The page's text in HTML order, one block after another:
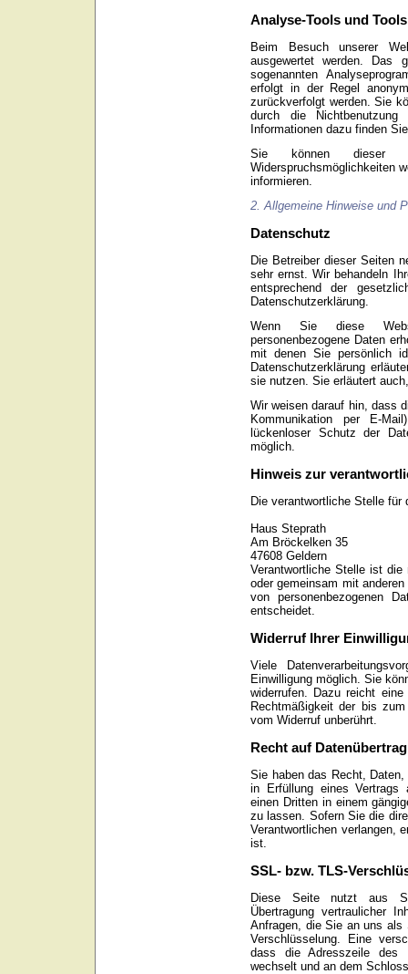
Analyse-Tools und
Beim Besuch unserer
ausgewertet werden. Das
sogenannten
erfolgt in der Regel
zurückverfolgt werden. Sie
durch die Nichtbenutzung
Informationen dazu finden
Sie können dieser
Widerspruchsmöglichkeiten
informieren.
2. Allgemeine Hinweise und
Datenschutz
Die Betreiber dieser Seiten
sehr ernst. Wir behandeln
entsprechend der
Datenschutzerklärung.
Wenn Sie diese
personenbezogene Daten
mit denen Sie persönlich
Datenschutzerklärung
sie nutzen. Sie erläutert
Wir weisen darauf hin, dass
Kommunikation per E-
lückenloser Schutz der
möglich.
Hinweis zur
Die verantwortliche Stelle für
Haus Steprath
Am Bröckelken 35
47608 Geldern
Verantwortliche Stelle ist
oder gemeinsam mit
von personenbezogenen
entscheidet.
Widerruf Ihrer
Viele
Einwilligung möglich. Sie
widerrufen. Dazu reicht
Rechtmäßigkeit der bis
vom Widerruf unberührt.
Recht auf
Sie haben das Recht,
in Erfüllung eines Vertrags
einen Dritten in einem
zu lassen. Sofern Sie die
Verantwortlichen verlangen,
ist.
SSL- bzw. TLS-
Diese Seite nutzt aus
Übertragung vertraulicher
Anfragen, die Sie an uns als
Verschlüsselung. Eine
dass die Adresszeile
wechselt und an dem